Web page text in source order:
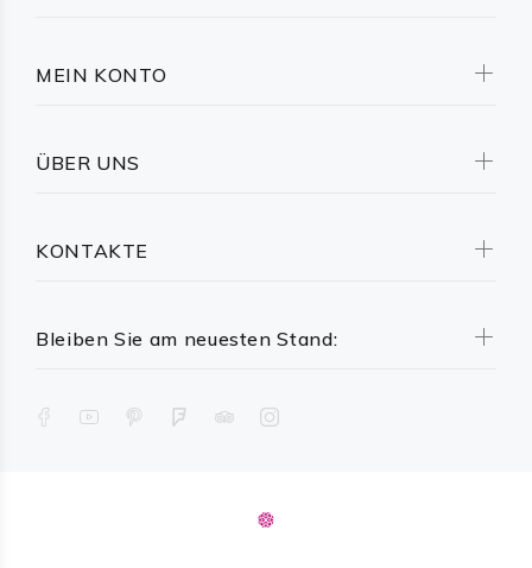
Bleiben Sie am neuesten Stand:
MEIN KONTO
ÜBER UNS
KONTAKTE